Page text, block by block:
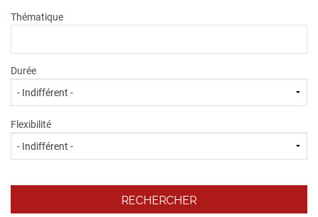
Thématique
Durée
Flexibilité